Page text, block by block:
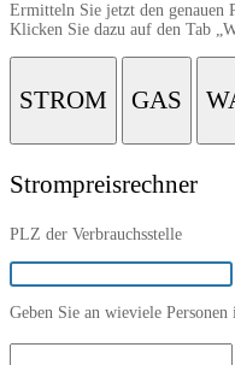
Ermitteln Sie jetzt den genauen
Klicken Sie dazu auf den Tab
STROM GAS
Strompreisrechner
PLZ der Verbrauchsstelle
Geben Sie an wieviele